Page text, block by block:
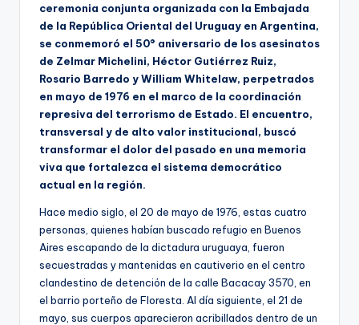
ceremonia conjunta organizada con la Embajada
de la República Oriental del Uruguay en Argentina,
se conmemoró el 50° aniversario de los asesinatos
de Zelmar Michelini, Héctor Gutiérrez Ruiz,
Rosario Barredo y William Whitelaw, perpetrados
en mayo de 1976 en el marco de la coordinación
represiva del terrorismo de Estado. El encuentro,
transversal y de alto valor institucional, buscó
transformar el dolor del pasado en una memoria
viva que fortalezca el sistema democrático
actual en la región.
Hace medio siglo, el 20 de mayo de 1976, estas cuatro
personas, quienes habían buscado refugio en Buenos
Aires escapando de la dictadura uruguaya, fueron
secuestradas y mantenidas en cautiverio en el centro
clandestino de detención de la calle Bacacay 3570, en
el barrio porteño de Floresta. Al día siguiente, el 21 de
mayo, sus cuerpos aparecieron acribillados dentro de un